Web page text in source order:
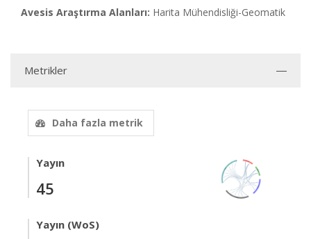
Avesis Araştırma Alanları: Harita Mühendisliği-Geomatik
Metrikler
Daha fazla metrik
Yayın
45
Yayın (WoS)